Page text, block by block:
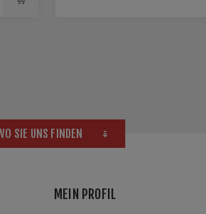
SIE UNS FINDEN
MEIN PROFIL